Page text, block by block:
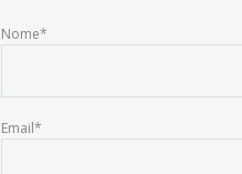
Nome*
Email*